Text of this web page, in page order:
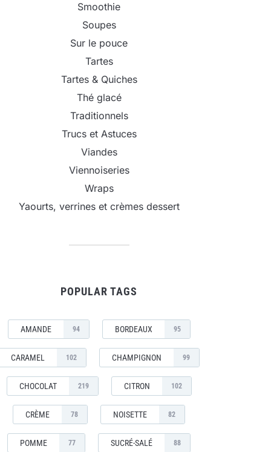
Smoothie
Soupes
Sur le pouce
Tartes
Tartes & Quiches
Thé glacé
Traditionnels
Trucs et Astuces
Viandes
Viennoiseries
Wraps
Yaourts, verrines et crèmes dessert
POPULAR TAGS
AMANDE 94 BORDEAUX 95
CARAMEL 102 CHAMPIGNON 99
CHOCOLAT 219 CITRON 102
CRÈME 78 NOISETTE 82
POMME 77 SUCRÉ-SALÉ 88